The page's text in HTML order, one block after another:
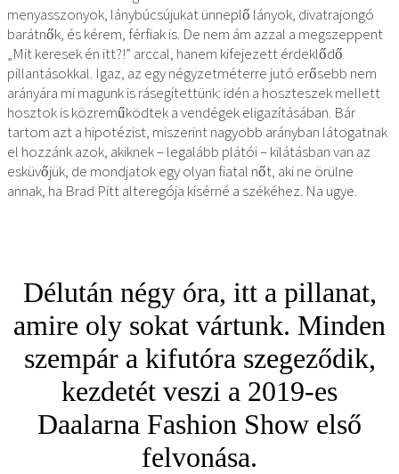
menyasszonyok, lánybúcsújukat ünneplő lányok, divatrajongó
barátnők, és kérem, férfiak is. De nem ám azzal a megszeppent
„Mit keresek én itt?!” arccal, hanem kifejezett érdeklődő
pillantásokkal. Igaz, az egy négyzetméterre jutó erősebb nem
arányára mi magunk is rásegítettünk: idén a hoszteszek mellett
hosztok is közreműködtek a vendégek eligazításában. Bár
tartom azt a hipotézist, miszerint nagyobb arányban látogatnak
el hozzánk azok, akiknek – legalább plátói – kilátásban van az
esküvőjük, de mondjatok egy olyan fiatal nőt, aki ne örülne
annak, ha Brad Pitt alteregója kísérné a székéhez. Na ugye.
Délután négy óra, itt a pillanat,
amire oly sokat vártunk. Minden
szempár a kifutóra szegeződik,
kezdetét veszi a 2019-es
Daalarna Fashion Show első
felvonása.